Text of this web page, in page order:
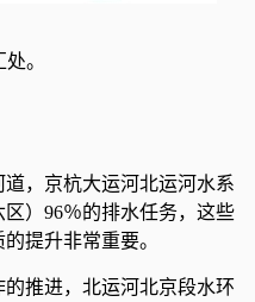
。
，京杭大运河北运河水系
）96％的排水任务，这些
提升非常重要。
推进，北运河北京段水环